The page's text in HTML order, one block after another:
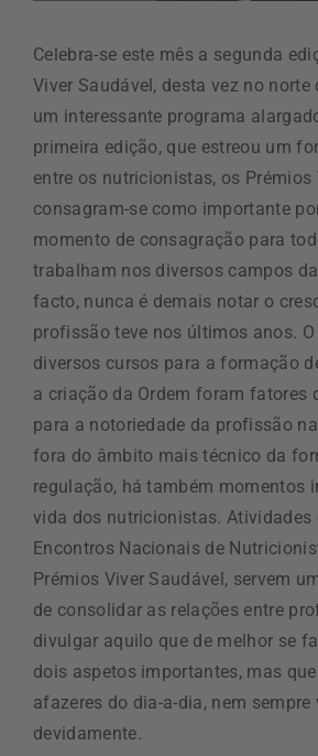
Celebra-se este mês a segunda
Viver Saudável, desta vez no norte
um interessante programa
primeira edição, que estreou um
entre os nutricionistas, os Prémios
consagram-se como importante
momento de consagração para
trabalham nos diversos campos
facto, nunca é demais notar o
profissão teve nos últimos anos.
diversos cursos para a formação
a criação da Ordem foram fatores
para a notoriedade da profissão
fora do âmbito mais técnico da
regulação, há também momentos
vida dos nutricionistas. Atividades
Encontros Nacionais de
Prémios Viver Saudável, servem
de consolidar as relações entre
divulgar aquilo que de melhor se
dois aspetos importantes, mas
afazeres do dia-a-dia, nem
devidamente.